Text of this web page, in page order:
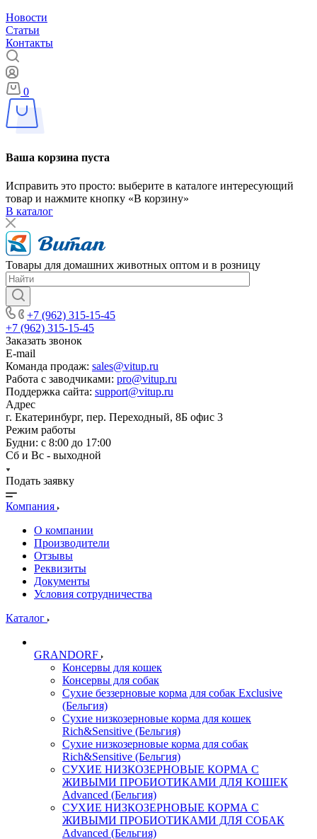
Новости
Статьи
Контакты
0
Ваша корзина пуста
Исправить это просто: выберите в каталоге интересующий
товар и нажмите кнопку «В корзину»
В каталог
Товары для домашних животных оптом и в розницу
+7 (962) 315-15-45
+7 (962) 315-15-45
Заказать звонок
E-mail
Команда продаж: sales@vitup.ru
Работа с заводчиками: pro@vitup.ru
Поддержка сайта: support@vitup.ru
Адрес
г. Екатеринбург, пер. Переходный, 8Б офис 3
Режим работы
Будни: с 8:00 до 17:00
Сб и Вс - выходной
Подать заявку
Компания
О компании
Производители
Отзывы
Реквизиты
Документы
Условия сотрудничества
Каталог
GRANDORF
Консервы для кошек
Консервы для собак
Сухие беззерновые корма для собак Exclusive
(Бельгия)
Сухие низкозерновые корма для кошек
Rich&Sensitive (Бельгия)
Сухие низкозерновые корма для собак
Rich&Sensitive (Бельгия)
СУХИЕ НИЗКОЗЕРНОВЫЕ КОРМА С
ЖИВЫМИ ПРОБИОТИКАМИ ДЛЯ КОШЕК
Advanced (Бельгия)
СУХИЕ НИЗКОЗЕРНОВЫЕ КОРМА С
ЖИВЫМИ ПРОБИОТИКАМИ ДЛЯ СОБАК
Advanced (Бельгия)